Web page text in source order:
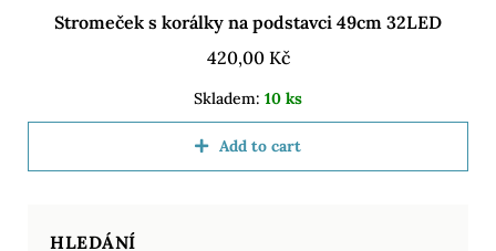
Stromeček s korálky na podstavci 49cm 32LED
420,00 Kč
Skladem: 10 ks
Add to cart
HLEDÁNÍ